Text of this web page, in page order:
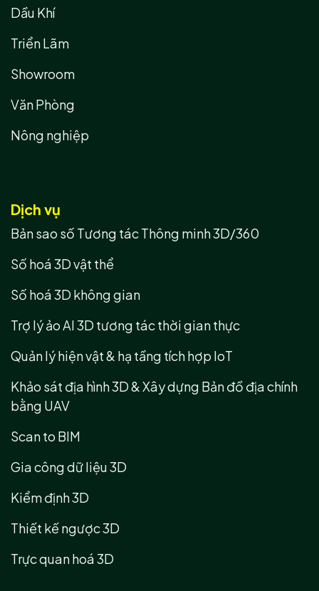
Dầu Khí
Triển Lãm
Showroom
Văn Phòng
Nông nghiệp
Dịch vụ
Bản sao số Tương tác Thông minh 3D/360
Số hoá 3D vật thể
Số hoá 3D không gian
Trợ lý ảo AI 3D tương tác thời gian thực
Quản lý hiện vật & hạ tầng tích hợp IoT
Khảo sát địa hình 3D & Xây dựng Bản đồ địa chính
bằng UAV
Scan to BIM
Gia công dữ liệu 3D
Kiểm định 3D
Thiết kế ngược 3D
Trực quan hoá 3D